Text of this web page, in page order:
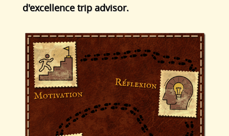
d'excellence trip advisor.